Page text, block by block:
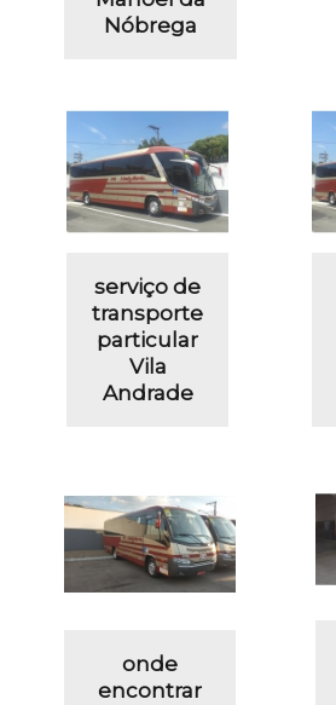
Nóbrega
serviço de
transporte
particular
Vila
Andrade
onde
encontrar